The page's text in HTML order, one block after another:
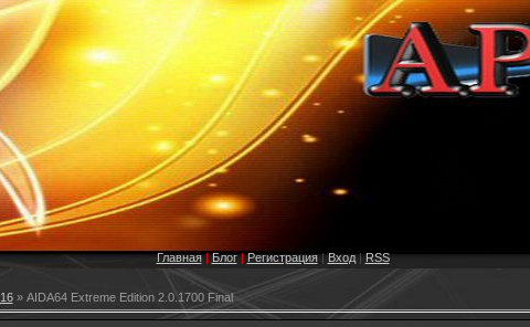
Главная|Блог|Регистрация|Вход|RSS
16» AIDA64 Extreme Edition 2.0.1700 Final